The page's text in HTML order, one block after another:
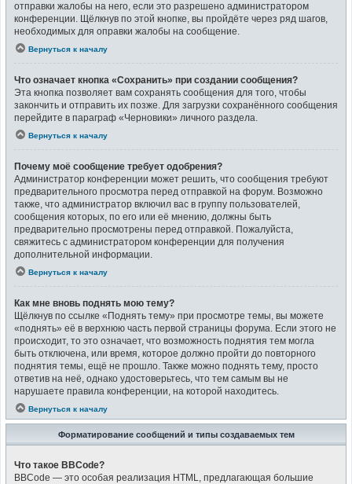
отправки жалобы на него, если это разрешено администратором
конференции. Щёлкнув по этой кнопке, вы пройдёте через ряд шагов,
необходимых для оправки жалобы на сообщение.
Вернуться к началу
Что означает кнопка «Сохранить» при создании сообщения?
Эта кнопка позволяет вам сохранять сообщения для того, чтобы
закончить и отправить их позже. Для загрузки сохранённого сообщения
перейдите в параграф «Черновики» личного раздела.
Вернуться к началу
Почему моё сообщение требует одобрения?
Администратор конференции может решить, что сообщения требуют
предварительного просмотра перед отправкой на форум. Возможно
также, что администратор включил вас в группу пользователей,
сообщения которых, по его или её мнению, должны быть
предварительно просмотрены перед отправкой. Пожалуйста,
свяжитесь с администратором конференции для получения
дополнительной информации.
Вернуться к началу
Как мне вновь поднять мою тему?
Щёлкнув по ссылке «Поднять тему» при просмотре темы, вы можете
«поднять» её в верхнюю часть первой страницы форума. Если этого не
происходит, то это означает, что возможность поднятия тем могла
быть отключена, или время, которое должно пройти до повторного
поднятия темы, ещё не прошло. Также можно поднять тему, просто
ответив на неё, однако удостоверьтесь, что тем самым вы не
нарушаете правила конференции, на которой находитесь.
Вернуться к началу
Форматирование сообщений и типы создаваемых тем
Что такое BBCode?
BBCode — это особая реализация HTML, предлагающая большие